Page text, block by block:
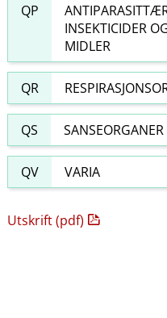
QP
INSEKTICIDER
MIDLER
QR
QS SANSEORGANER
QV VARIA
Utskrift (pdf)